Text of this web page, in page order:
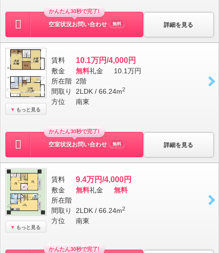
詳細を見る
かんたん30秒で完了!
空室状況お問い合わせ 無料
もっと見る
賃料 10.1万円/4,000円
敷金 無料礼金
10.1万円
所在階 2階
間取り
2LDK / 66.24m2
方位 南東
詳細を見る
かんたん30秒で完了!
空室状況お問い合わせ 無料
もっと見る
賃料 9.4万円/4,000円
敷金 無料礼金
無料
所在階
間取り
2LDK / 66.24m2
方位 南東
かんたん30秒で完了!